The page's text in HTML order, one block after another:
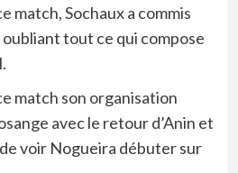
match, Sochaux a commis
tout ce qui compose
match son organisation
avec le retour d’Anin et
voir Nogueira débuter sur